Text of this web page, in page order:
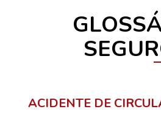
ACIDENTE DE